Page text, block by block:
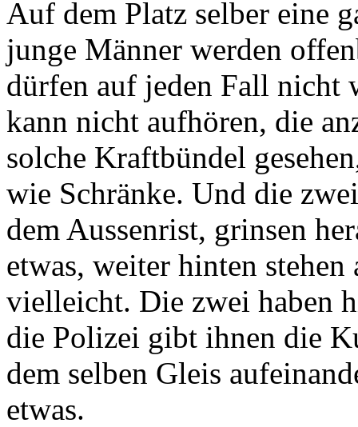
Auf dem Platz selber eine
junge Männer werden
dürfen auf jeden Fall nicht
kann nicht aufhören, die
solche Kraftbündel
wie Schränke. Und die
dem Aussenrist, grinsen
etwas, weiter hinten
vielleicht. Die zwei haben
die Polizei gibt ihnen die
dem selben Gleis
etwas.